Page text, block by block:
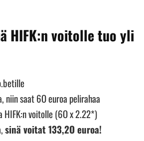
HIFK:n voitolle tuo yli
niin saat 6O euroa pelirahaa
HIFK:n voitolle (6O x 2.22*)
sinä voitat 133,2O euroa!